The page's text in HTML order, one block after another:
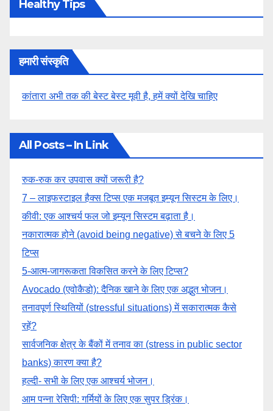
Healthy Tips
हमारी संस्कृति
कांतारा अभी तक की बेस्ट बेस्ट मूवी है, हमें क्यों देखि चाहिए
All Posts – In Link
रुक-रुक कर उपवास क्यों जरूरी है?
7 – लाइफस्टाइल हैक्स टिप्स एक मजबूत इम्यून सिस्टम के लिए।
कीवी: एक आश्चर्य फल जो इम्यून सिस्टम बढ़ाता है।
नकारात्मक होने (avoid being negative) से बचने के लिए 5
टिप्स
5-आत्म-जागरूकता विकसित करने के लिए टिप्स?
Avocado (एवोकैडो): दैनिक खाने के लिए एक अद्भुत भोजन।
तनावपूर्ण स्थितियों (stressful situations) में सकारात्मक कैसे
रहें?
सार्वजनिक क्षेत्र के बैंकों में तनाव का (stress in public sector
banks) कारण क्या है?
हल्दी- सभी के लिए एक आश्चर्य भोजन।
आम पन्ना रेसिपी: गर्मियों के लिए एक सुपर ड्रिंक।